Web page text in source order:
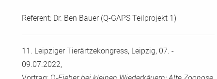
Referent: Dr. Ben Bauer (Q-GAPS Teilprojekt 1)
11. Leipziger Tierärtzekongress, Leipzig, 07. -
09.07.2022,